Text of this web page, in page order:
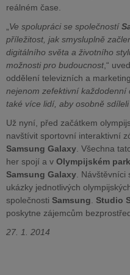
reálném čase.
Ve spolupráci se společností
příležitost, jak smysluplně
digitálního světa a životního
možnosti pro budoucnost ,“
oddělení televizních a
nejenom zefektivní každodenní
také více lidí, aby osobně
Už nyní, před začátkem
navštívit sportovní interaktivní
Samsung Galaxy . Všechna
her spojí a v Olympijském
Samsung Galaxy .
ukázky jednotlivých
společnosti Samsung Studio
poskytne zájemcům
27. 1. 2014